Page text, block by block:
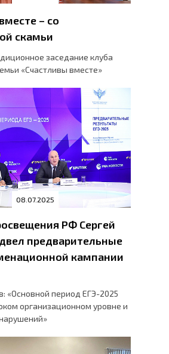
– со
скамьи
заседание клуба
«Счастливы вместе»
08.07.2025
РФ Сергей
предварительные
кампании
«Основной период ЕГЭ-2025
организационном уровне и